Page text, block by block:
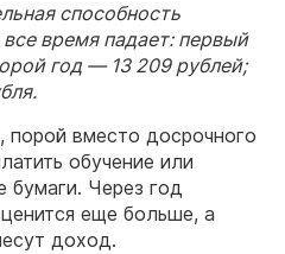
способность
время падает: первый
год — 13 209 рублей;
порой вместо досрочного
обучение или
бумаги. Через год
еще больше, а
доход.